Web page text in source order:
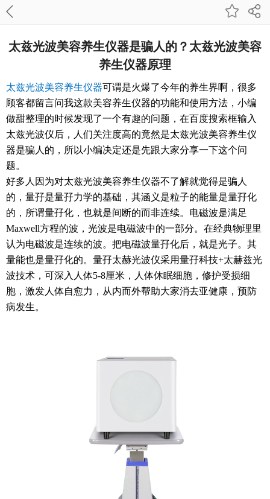
太兹光波美容养生仪器是骗人的？太兹光波美容
养生仪器原理
太兹光波美容养生仪器可谓是火爆了今年的养生界啊，很多
顾客都留言问我这款美容养生仪器的功能和使用方法，小编
做甜整理的时候发现了一个有趣的问题，在百度搜索框输入
太兹光波仪后，人们关注度高的竟然是太兹光波美容养生仪
器是骗人的，所以小编决定还是先跟大家分享一下这个问
题。
好多人因为对太兹光波美容养生仪器不了解就觉得是骗人
的，量孖是量孖力学的基础，其涵义是粒子的能量是量孖化
的，所谓量孖化，也就是间断的而非连续。电磁波是满足
Maxwell方程的波，光波是电磁波中的一部分。在经典物理里
认为电磁波是连续的波。把电磁波量孖化后，就是光子。其
量能也是量孖化的。量孖太赫光波仪采用量孖科技+太赫兹光
波技术，可深入人体5-8厘米，人体休眠细胞，修护受损细
胞，激发人体自愈力，从内而外帮助大家消去亚健康，预防
病发生。